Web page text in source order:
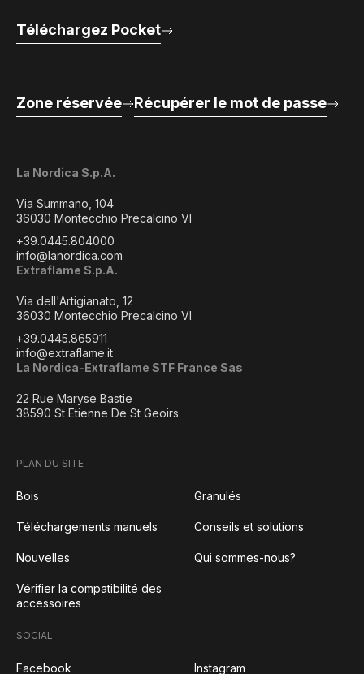
La Nordica S.p.A.
Via Summano, 104
36030 Montecchio Precalcino VI
+39.0445.804000
info@lanordica.com
Extraflame S.p.A.
Via dell'Artigianato, 12
36030 Montecchio Precalcino VI
+39.0445.865911
info@extraflame.it
La Nordica-Extraflame STF France Sas
22 Rue Maryse Bastie
38590 St Etienne De St Geoirs
Téléchargez Pocket
Zone réservée Récupérer le mot de passe
PLAN DU SITE
Bois Granulés
Téléchargements manuels Conseils et solutions
Nouvelles Qui sommes-nous?
Vérifier la compatibilité des
accessoires
SOCIAL
Facebook Instagram